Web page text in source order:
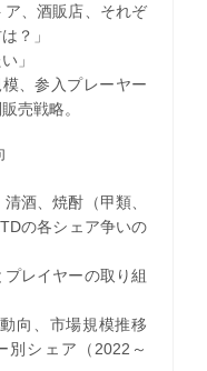
ア、酒販店、それぞ
？」
」
、参入プレーヤー
売戦略。
酒、焼酎（甲類、
の各シェア争いの
プレイヤーの取り組
向、市場規模推移
別シェア（2022～